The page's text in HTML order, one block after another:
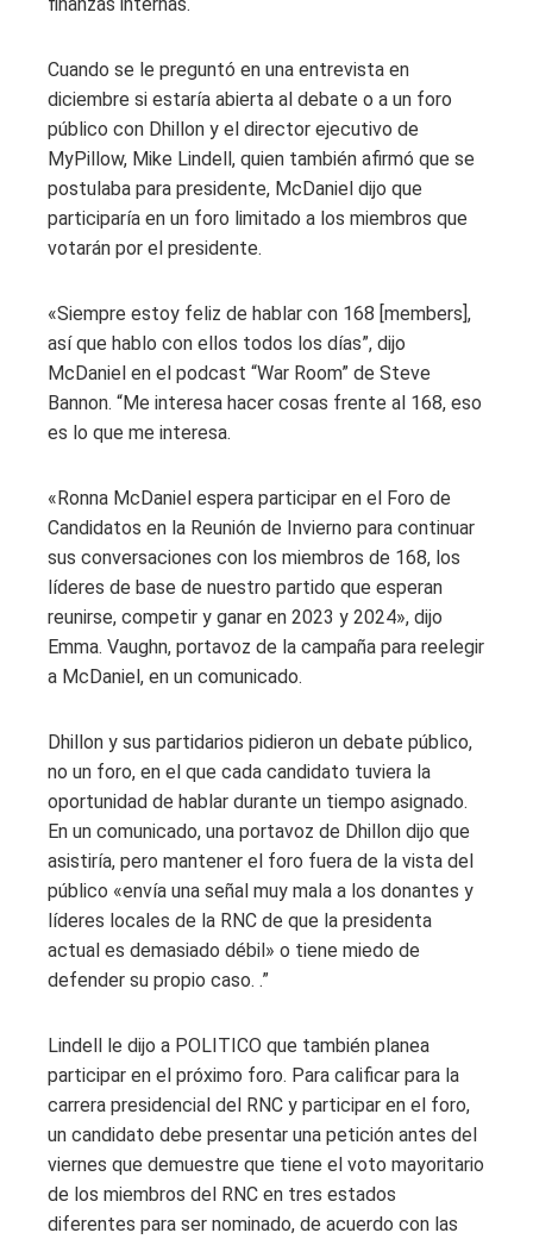
finanzas internas.
Cuando se le preguntó en una entrevista en
diciembre si estaría abierta al debate o a un foro
público con Dhillon y el director ejecutivo de
MyPillow, Mike Lindell, quien también afirmó que se
postulaba para presidente, McDaniel dijo que
participaría en un foro limitado a los miembros que
votarán por el presidente.
«Siempre estoy feliz de hablar con 168 [members],
así que hablo con ellos todos los días”, dijo
McDaniel en el podcast “War Room” de Steve
Bannon. “Me interesa hacer cosas frente al 168, eso
es lo que me interesa.
«Ronna McDaniel espera participar en el Foro de
Candidatos en la Reunión de Invierno para continuar
sus conversaciones con los miembros de 168, los
líderes de base de nuestro partido que esperan
reunirse, competir y ganar en 2023 y 2024», dijo
Emma. Vaughn, portavoz de la campaña para reelegir
a McDaniel, en un comunicado.
Dhillon y sus partidarios pidieron un debate público,
no un foro, en el que cada candidato tuviera la
oportunidad de hablar durante un tiempo asignado.
En un comunicado, una portavoz de Dhillon dijo que
asistiría, pero mantener el foro fuera de la vista del
público «envía una señal muy mala a los donantes y
líderes locales de la RNC de que la presidenta
actual es demasiado débil» o tiene miedo de
defender su propio caso. .”
Lindell le dijo a POLITICO que también planea
participar en el próximo foro. Para calificar para la
carrera presidencial del RNC y participar en el foro,
un candidato debe presentar una petición antes del
viernes que demuestre que tiene el voto mayoritario
de los miembros del RNC en tres estados
diferentes para ser nominado, de acuerdo con las